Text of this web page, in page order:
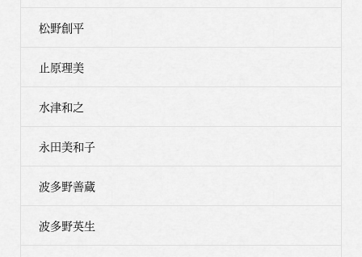
松野創平
止原理美
水津和之
永田美和子
波多野善蔵
波多野英生